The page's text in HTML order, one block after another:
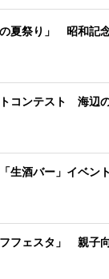
夏祭り」 昭和記
コンテスト 海辺
生酒バー」イベ
フェスタ」 親子